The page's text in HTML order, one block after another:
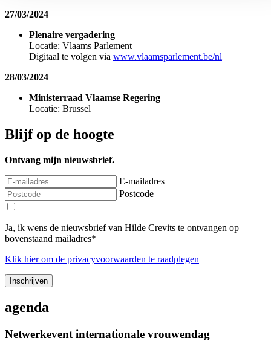
27/03/2024
Plenaire vergadering
Locatie: Vlaams Parlement
Digitaal te volgen via www.vlaamsparlement.be/nl
28/03/2024
Ministerraad Vlaamse Regering
Locatie: Brussel
Blijf op de hoogte
Ontvang mijn nieuwsbrief.
E-mailadres
Postcode
Ja, ik wens de nieuwsbrief van Hilde Crevits te ontvangen op
bovenstaand mailadres*
Klik hierom de privacyvoorwaarden te raadplegen
agenda
Netwerkevent internationale vrouwendag